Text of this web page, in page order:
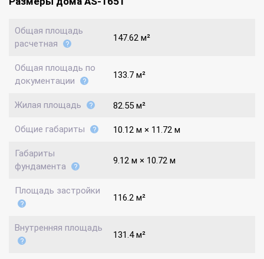
Общая площадь
расчетная
147.62 м²
Общая площадь по
документации
133.7 м²
Жилая площадь 82.55 м²
Общие габариты 10.12 м × 11.72 м
Габариты
фундамента
9.12 м × 10.72 м
Площадь застройки
116.2 м²
Внутренняя площадь
131.4 м²